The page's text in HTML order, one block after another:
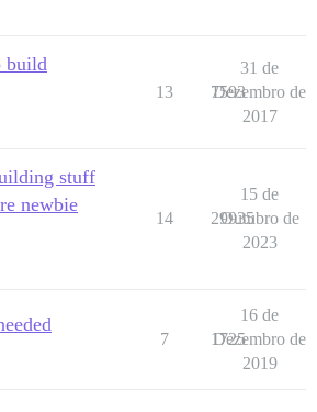
build
13 7593
31 de
Dezembro de
2017
stuff
newbie
14 29935
15 de
Outubro de
2023
7 1725
16 de
Dezembro de
2019